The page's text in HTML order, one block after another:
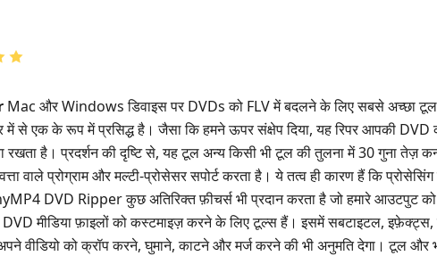
Mac और Windows डिवाइस पर DVDs को FLV में बदलने के लिए सबसे अच्छा टूल
में से एक के रूप में प्रसिद्ध है। जैसा कि हमने ऊपर संक्षेप दिया, यह रिपर आपकी DVD
रखता है। प्रदर्शन की दृष्टि से, यह टूल अन्य किसी भी टूल की तुलना में 30 गुना तेज़
वाले प्रोग्राम और मल्टी‑प्रोसेसर सपोर्ट करता है। ये तत्व ही कारण हैं कि
DVD Ripper कुछ अतिरिक्त फ़ीचर्स भी प्रदान करता है जो हमारे आउटपुट
मीडिया फ़ाइलों को कस्टमाइज़ करने के लिए टूल्स हैं। इसमें सबटाइटल, इफ़ेक्ट्स,
वीडियो को क्रॉप करने, घुमाने, काटने और मर्ज करने की भी अनुमति देगा। टूल और